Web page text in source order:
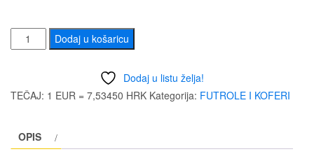
GMUSIC
GC01-
TORBA
GITARU
Dodaj u košaricu
Dodaj u listu želja!
TEČAJ: 1 EUR = 7,53450 HRK Kategorija: FUTROLE I KOFERI
OPIS